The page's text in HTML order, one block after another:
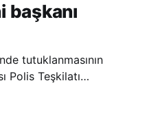
başkanı
tutuklanmasının
Polis Teşkilatı